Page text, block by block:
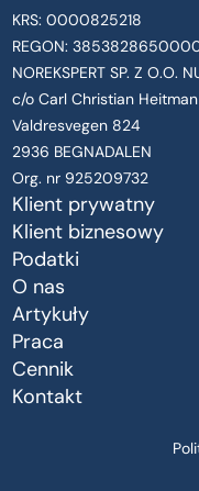
KRS: 0000825218
REGON:
NOREKSPERT SP. Z O.O.
c/o Carl Christian
Valdresvegen 824
2936 BEGNADALEN
Org. nr 925209732
Klient prywatny
Klient biznesowy
Podatki
O nas
Artykuły
Praca
Cennik
Kontakt